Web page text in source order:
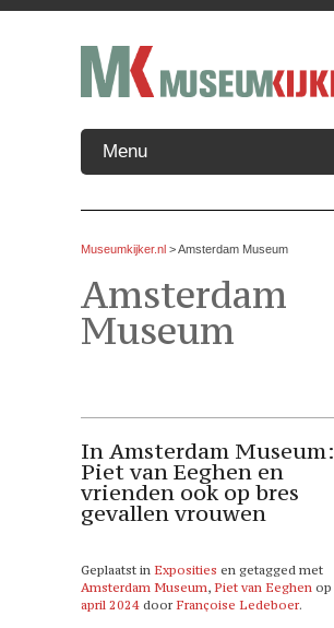
Menu
Museumkijker.nl >Amsterdam Museum
Amsterdam
Museum
In Amsterdam Museum:
Piet van Eeghen en
vrienden ook op bres
gevallen vrouwen
Geplaatst in Exposities en getagged met
Amsterdam Museum, Piet van Eeghen op
april 2024 door Françoise Ledeboer.